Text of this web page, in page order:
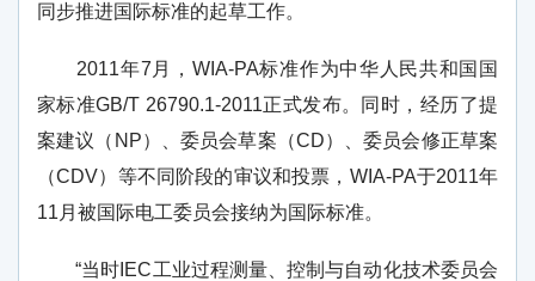
同步推进国际标准的起草工作。
2011年7月，WIA-PA标准作为中华人民共和国国
家标准GB/T 26790.1-2011正式发布。同时，经历了提
案建议（NP）、委员会草案（CD）、委员会修正草案
（CDV）等不同阶段的审议和投票，WIA-PA于2011年
11月被国际电工委员会接纳为国际标准。
“当时IEC工业过程测量、控制与自动化技术委员会